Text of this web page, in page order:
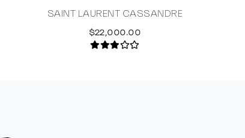
SAINT LAURENT CASSANDRE
$22,000.00